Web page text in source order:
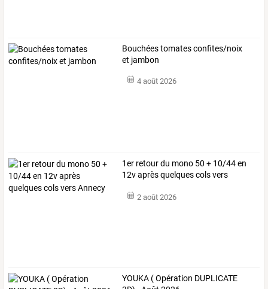
Bouchées tomates confites/noix
et jambon
4 août 2026
1er retour du mono 50 + 10/44 en
12v après quelques cols vers
2 août 2026
YOUKA ( Opération DUPLICATE